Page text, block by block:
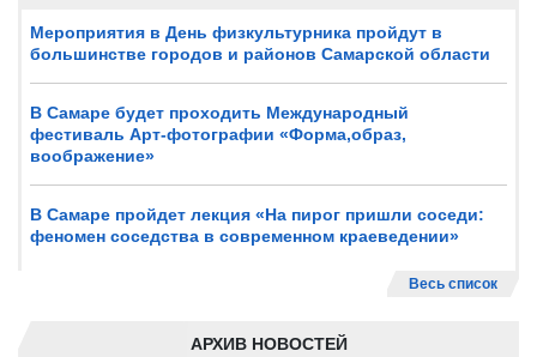
Мероприятия в День физкультурника пройдут в
большинстве городов и районов Самарской области
В Самаре будет проходить Международный
фестиваль Арт-фотографии «Форма,образ,
воображение»
В Самаре пройдет лекция «На пирог пришли соседи:
феномен соседства в современном краеведении»
Весь список
АРХИВ НОВОСТЕЙ